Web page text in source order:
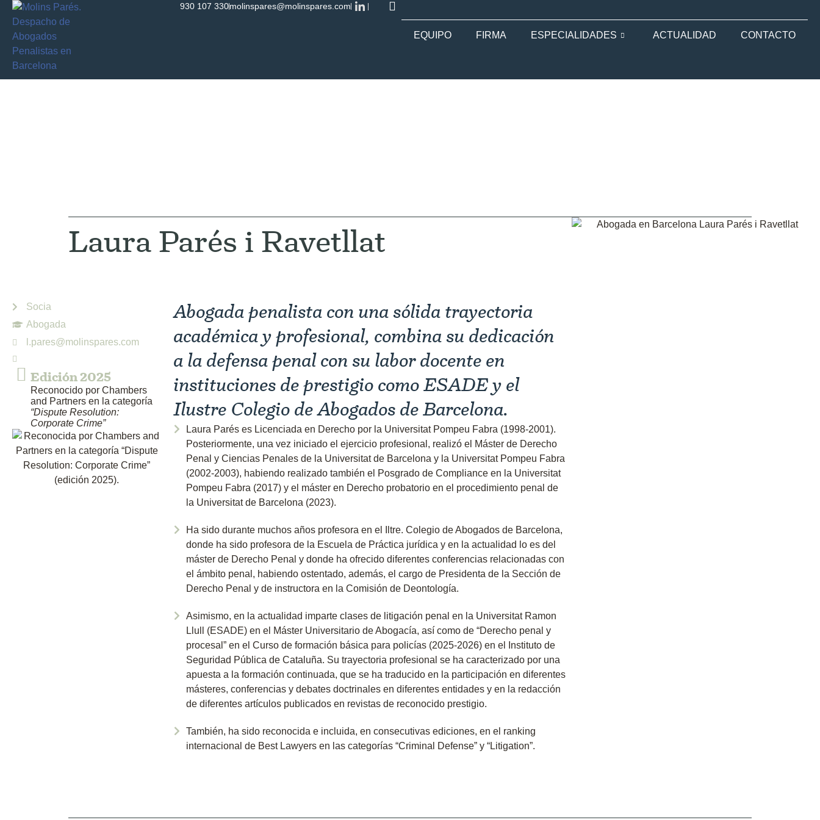
930 107 330molinspares@molinspares.com
EQUIPO FIRMA ESPECIALIDADES ACTUALIDAD CONTACTO
Laura Parés i Ravetllat
Socia
Abogada
l.pares@molinspares.com
Edición 2025
Reconocido por Chambers
and Partners en la categoría
“Dispute Resolution:
Corporate Crime”
Abogada penalista con una sólida trayectoria
académica y profesional, combina su dedicación
a la defensa penal con su labor docente en
instituciones de prestigio como ESADE y el
Ilustre Colegio de Abogados de Barcelona.
Laura Parés es Licenciada en Derecho por la Universitat Pompeu Fabra (1998-2001).
Posteriormente, una vez iniciado el ejercicio profesional, realizó el Máster de Derecho
Penal y Ciencias Penales de la Universitat de Barcelona y la Universitat Pompeu Fabra
(2002-2003), habiendo realizado también el Posgrado de Compliance en la Universitat
Pompeu Fabra (2017) y el máster en Derecho probatorio en el procedimiento penal de
la Universitat de Barcelona (2023).
Ha sido durante muchos años profesora en el Iltre. Colegio de Abogados de Barcelona,
donde ha sido profesora de la Escuela de Práctica jurídica y en la actualidad lo es del
máster de Derecho Penal y donde ha ofrecido diferentes conferencias relacionadas con
el ámbito penal, habiendo ostentado, además, el cargo de Presidenta de la Sección de
Derecho Penal y de instructora en la Comisión de Deontología.
Asimismo, en la actualidad imparte clases de litigación penal en la Universitat Ramon
Llull (ESADE) en el Máster Universitario de Abogacía, así como de “Derecho penal y
procesal” en el Curso de formación básica para policías (2025-2026) en el Instituto de
Seguridad Pública de Cataluña. Su trayectoria profesional se ha caracterizado por una
apuesta a la formación continuada, que se ha traducido en la participación en diferentes
másteres, conferencias y debates doctrinales en diferentes entidades y en la redacción
de diferentes artículos publicados en revistas de reconocido prestigio.
También, ha sido reconocida e incluida, en consecutivas ediciones, en el ranking
internacional de Best Lawyers en las categorías “Criminal Defense” y “Litigation”.